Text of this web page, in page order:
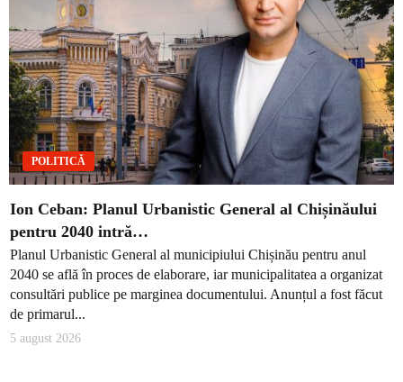
POLITICĂ
Ion Ceban: Planul Urbanistic General al Chișinăului
pentru 2040 intră…
Planul Urbanistic General al municipiului Chișinău pentru anul
2040 se află în proces de elaborare, iar municipalitatea a organizat
consultări publice pe marginea documentului. Anunțul a fost făcut
de primarul...
5 august 2026